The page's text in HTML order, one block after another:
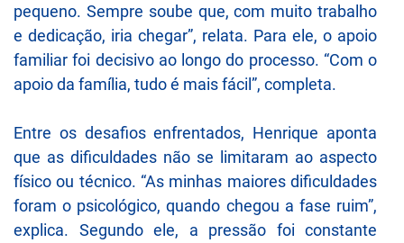
pequeno. Sempre soube que, com muito trabalho
e dedicação, iria chegar”, relata. Para ele, o apoio
familiar foi decisivo ao longo do processo. “Com o
apoio da família, tudo é mais fácil”, completa.
Entre os desafios enfrentados, Henrique aponta
que as dificuldades não se limitaram ao aspecto
físico ou técnico. “As minhas maiores dificuldades
foram o psicológico, quando chegou a fase ruim”,
explica. Segundo ele, a pressão foi constante